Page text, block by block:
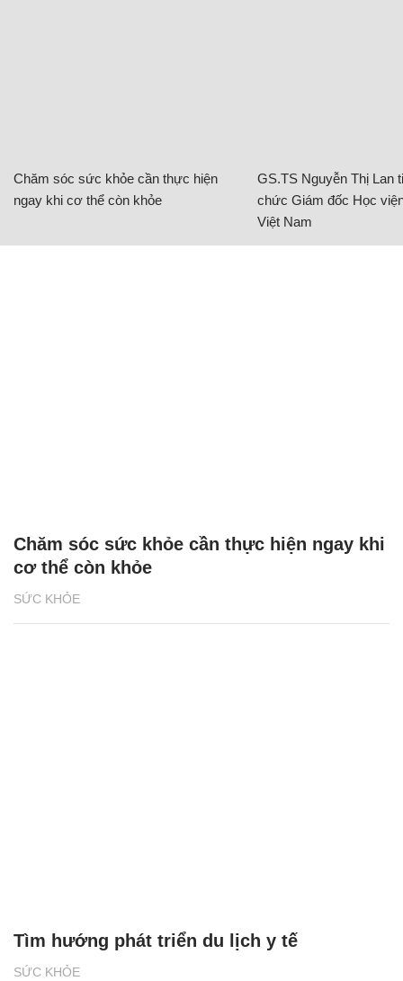
Chăm sóc sức khỏe cần thực hiện
ngay khi cơ thể còn khỏe
GS.TS Nguyễn Thị Lan
chức Giám đốc Học
Việt Nam
SỨC KHỎE
Chăm sóc sức khỏe cần thực hiện ngay khi
cơ thể còn khỏe
SỨC KHỎE
Tìm hướng phát triển du lịch y tế